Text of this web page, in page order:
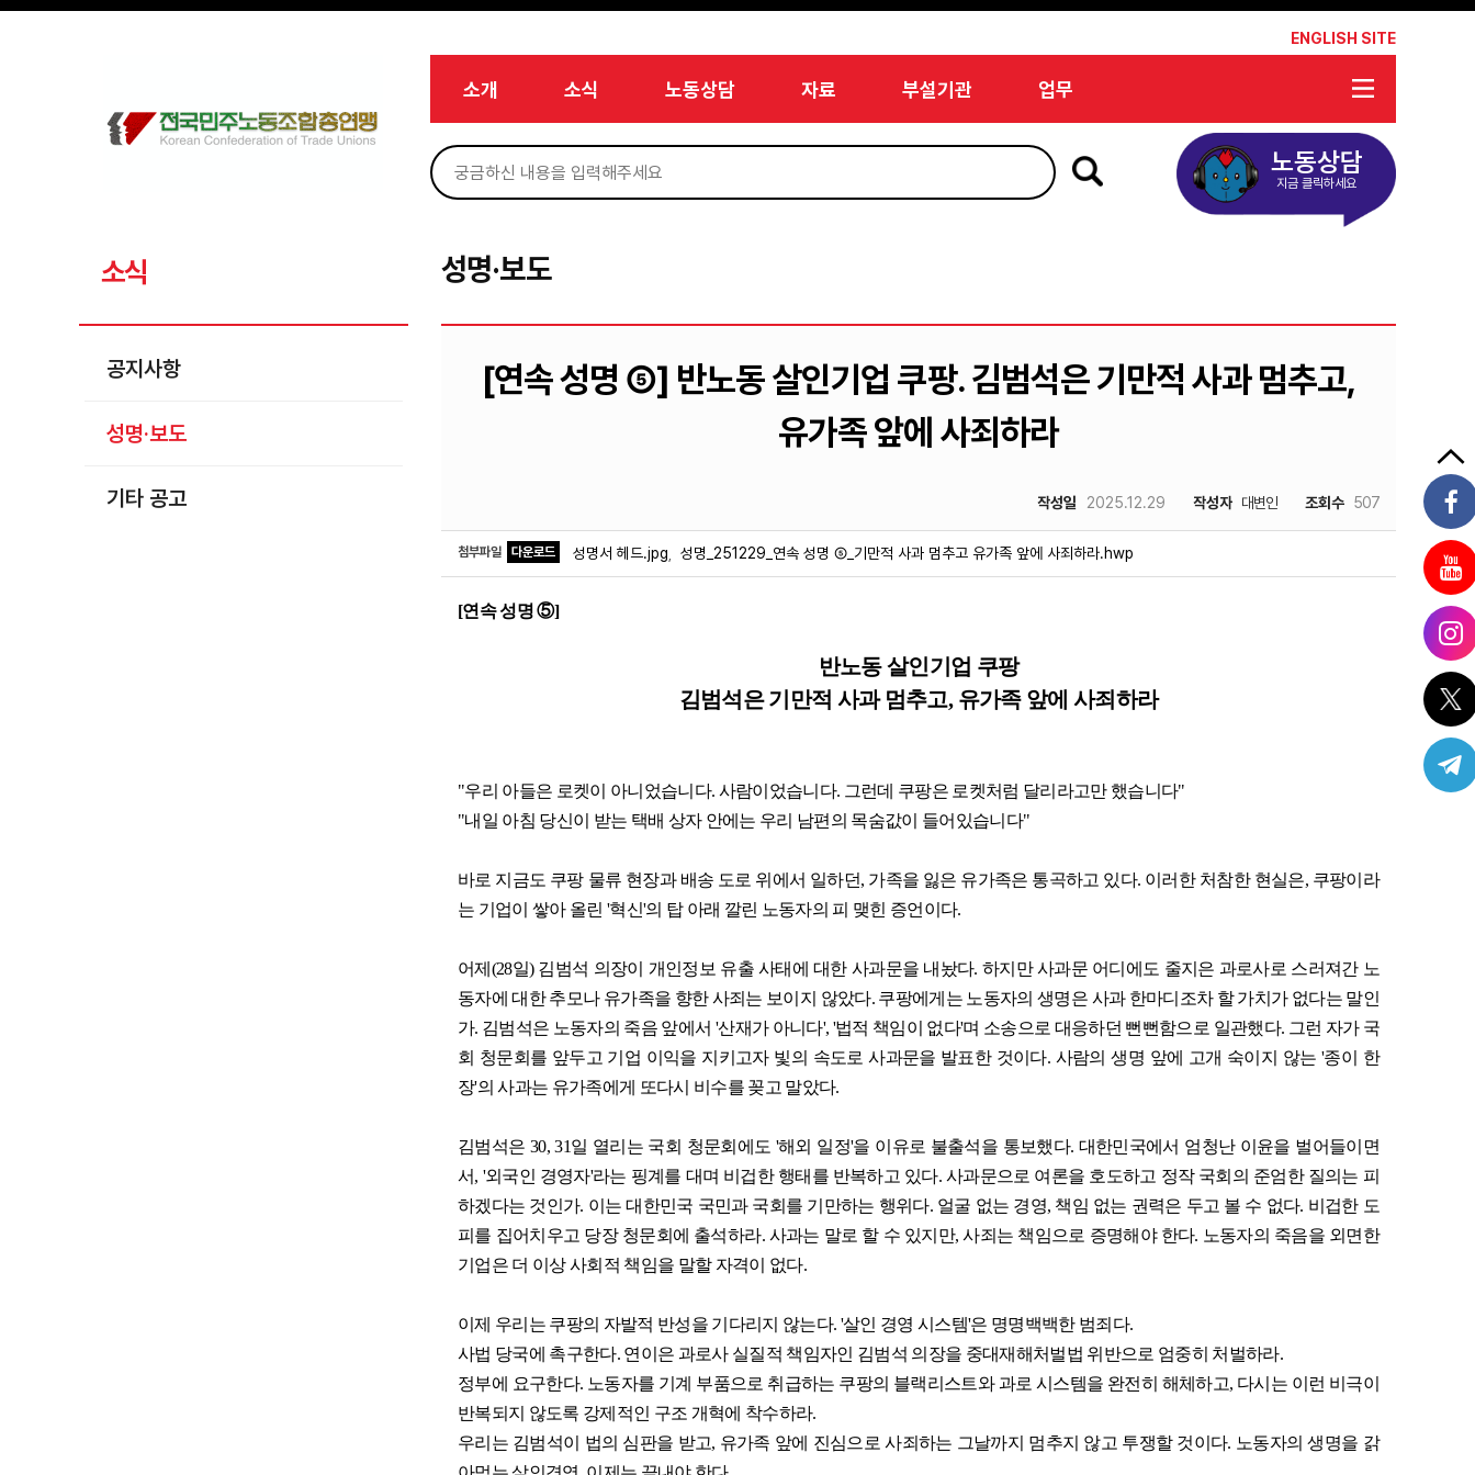
메뉴 건너뛰기
ENGLISH SITE
소개 소식 노동상담 자료 부설기관 업무
노동상담
지금 클릭하세요
소식
공지사항
성명·보도
기타 공고
성명·보도
[연속 성명 ⑤] 반노동 살인기업 쿠팡. 김범석은 기만적 사과 멈추고,
유가족 앞에 사죄하라
작성일 2025.12.29 작성자 대변인 조회수 507
첨부파일 다운로드 성명서 헤드.jpg 성명_251229_연속 성명 ⑤_기만적 사과 멈추고 유가족 앞에 사죄하라.hwp
[연속 성명⑤]
반노동 살인기업 쿠팡
김범석은 기만적 사과 멈추고, 유가족 앞에 사죄하라
"우리 아들은 로켓이 아니었습니다. 사람이었습니다. 그런데 쿠팡은 로켓처럼 달리라고만 했습니다"
"내일 아침 당신이 받는 택배 상자 안에는 우리 남편의 목숨값이 들어있습니다"
바로 지금도 쿠팡 물류 현장과 배송 도로 위에서 일하던, 가족을 잃은 유가족은 통곡하고 있다. 이러한 처참한 현실은, 쿠팡이라
는 기업이 쌓아 올린 '혁신'의 탑 아래 깔린 노동자의 피 맺힌 증언이다.
어제 (28일) 김범석 의장이 개인정보 유출 사태에 대한 사과문을 내놨다. 하지만 사과문 어디에도 줄지은 과로사로 스러져간 노
동자에 대한 추모나 유가족을 향한 사죄는 보이지 않았다. 쿠팡에게는 노동자의 생명은 사과 한마디조차 할 가치가 없다는 말인
가. 김범석은 노동자의 죽음 앞에서 '산재가 아니다', '법적 책임이 없다'며 소송으로 대응하던 뻔뻔함으로 일관했다. 그런 자가 국
회 청문회를 앞두고 기업 이익을 지키고자 빛의 속도로 사과문을 발표한 것이다. 사람의 생명 앞에 고개 숙이지 않는'종이 한
장'의 사과는 유가족에게 또다시 비수를 꽂고 말았다.
김범석은 30, 31일 열리는 국회 청문회에도 '해외 일정'을 이유로 불출석을 통보했다. 대한민국에서 엄청난 이윤을 벌어들이면
서, '외국인 경영자'라는 핑계를 대며 비겁한 행태를 반복하고 있다. 사과문으로 여론을 호도하고 정작 국회의 준엄한 질의는 피
하겠다는 것인가. 이는 대한민국 국민과 국회를 기만하는 행위다. 얼굴 없는 경영, 책임 없는 권력은 두고 볼 수 없다. 비겁한 도
피를 집어치우고 당장 청문회에 출석하라. 사과는 말로 할 수 있지만,사죄는 책임으로 증명해야 한다. 노동자의 죽음을 외면한
기업은 더 이상 사회적 책임을 말할 자격이 없다.
이제 우리는 쿠팡의 자발적 반성을 기다리지 않는다. '살인 경영 시스템'은 명명백백한 범죄다.
사법 당국에 촉구한다. 연이은 과로사 실질적 책임자인 김범석 의장을 중대재해처벌법 위반으로 엄중히 처벌하라.
정부에 요구한다. 노동자를 기계 부품으로 취급하는 쿠팡의 블랙리스트와 과로 시스템을 완전히 해체하고, 다시는 이런 비극이
반복되지 않도록 강제적인 구조 개혁에 착수하라.
우리는 김범석이 법의 심판을 받고, 유가족 앞에 진심으로 사죄하는 그날까지 멈추지 않고 투쟁할 것이다. 노동자의 생명을 갉
Sketchbook5, 스케치북5